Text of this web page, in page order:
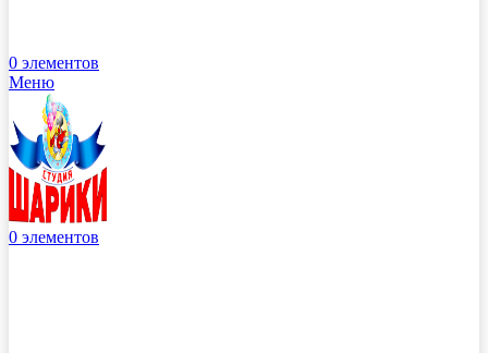
0 элементов
Меню
0 элементов